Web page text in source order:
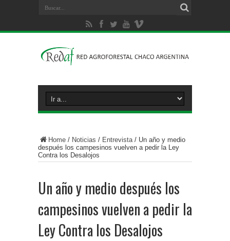
Home / Noticias / Entrevista / Un año y medio
después los campesinos vuelven a pedir la Ley
Contra los Desalojos
Un año y medio después los
campesinos vuelven a pedir la
Ley Contra los Desalojos